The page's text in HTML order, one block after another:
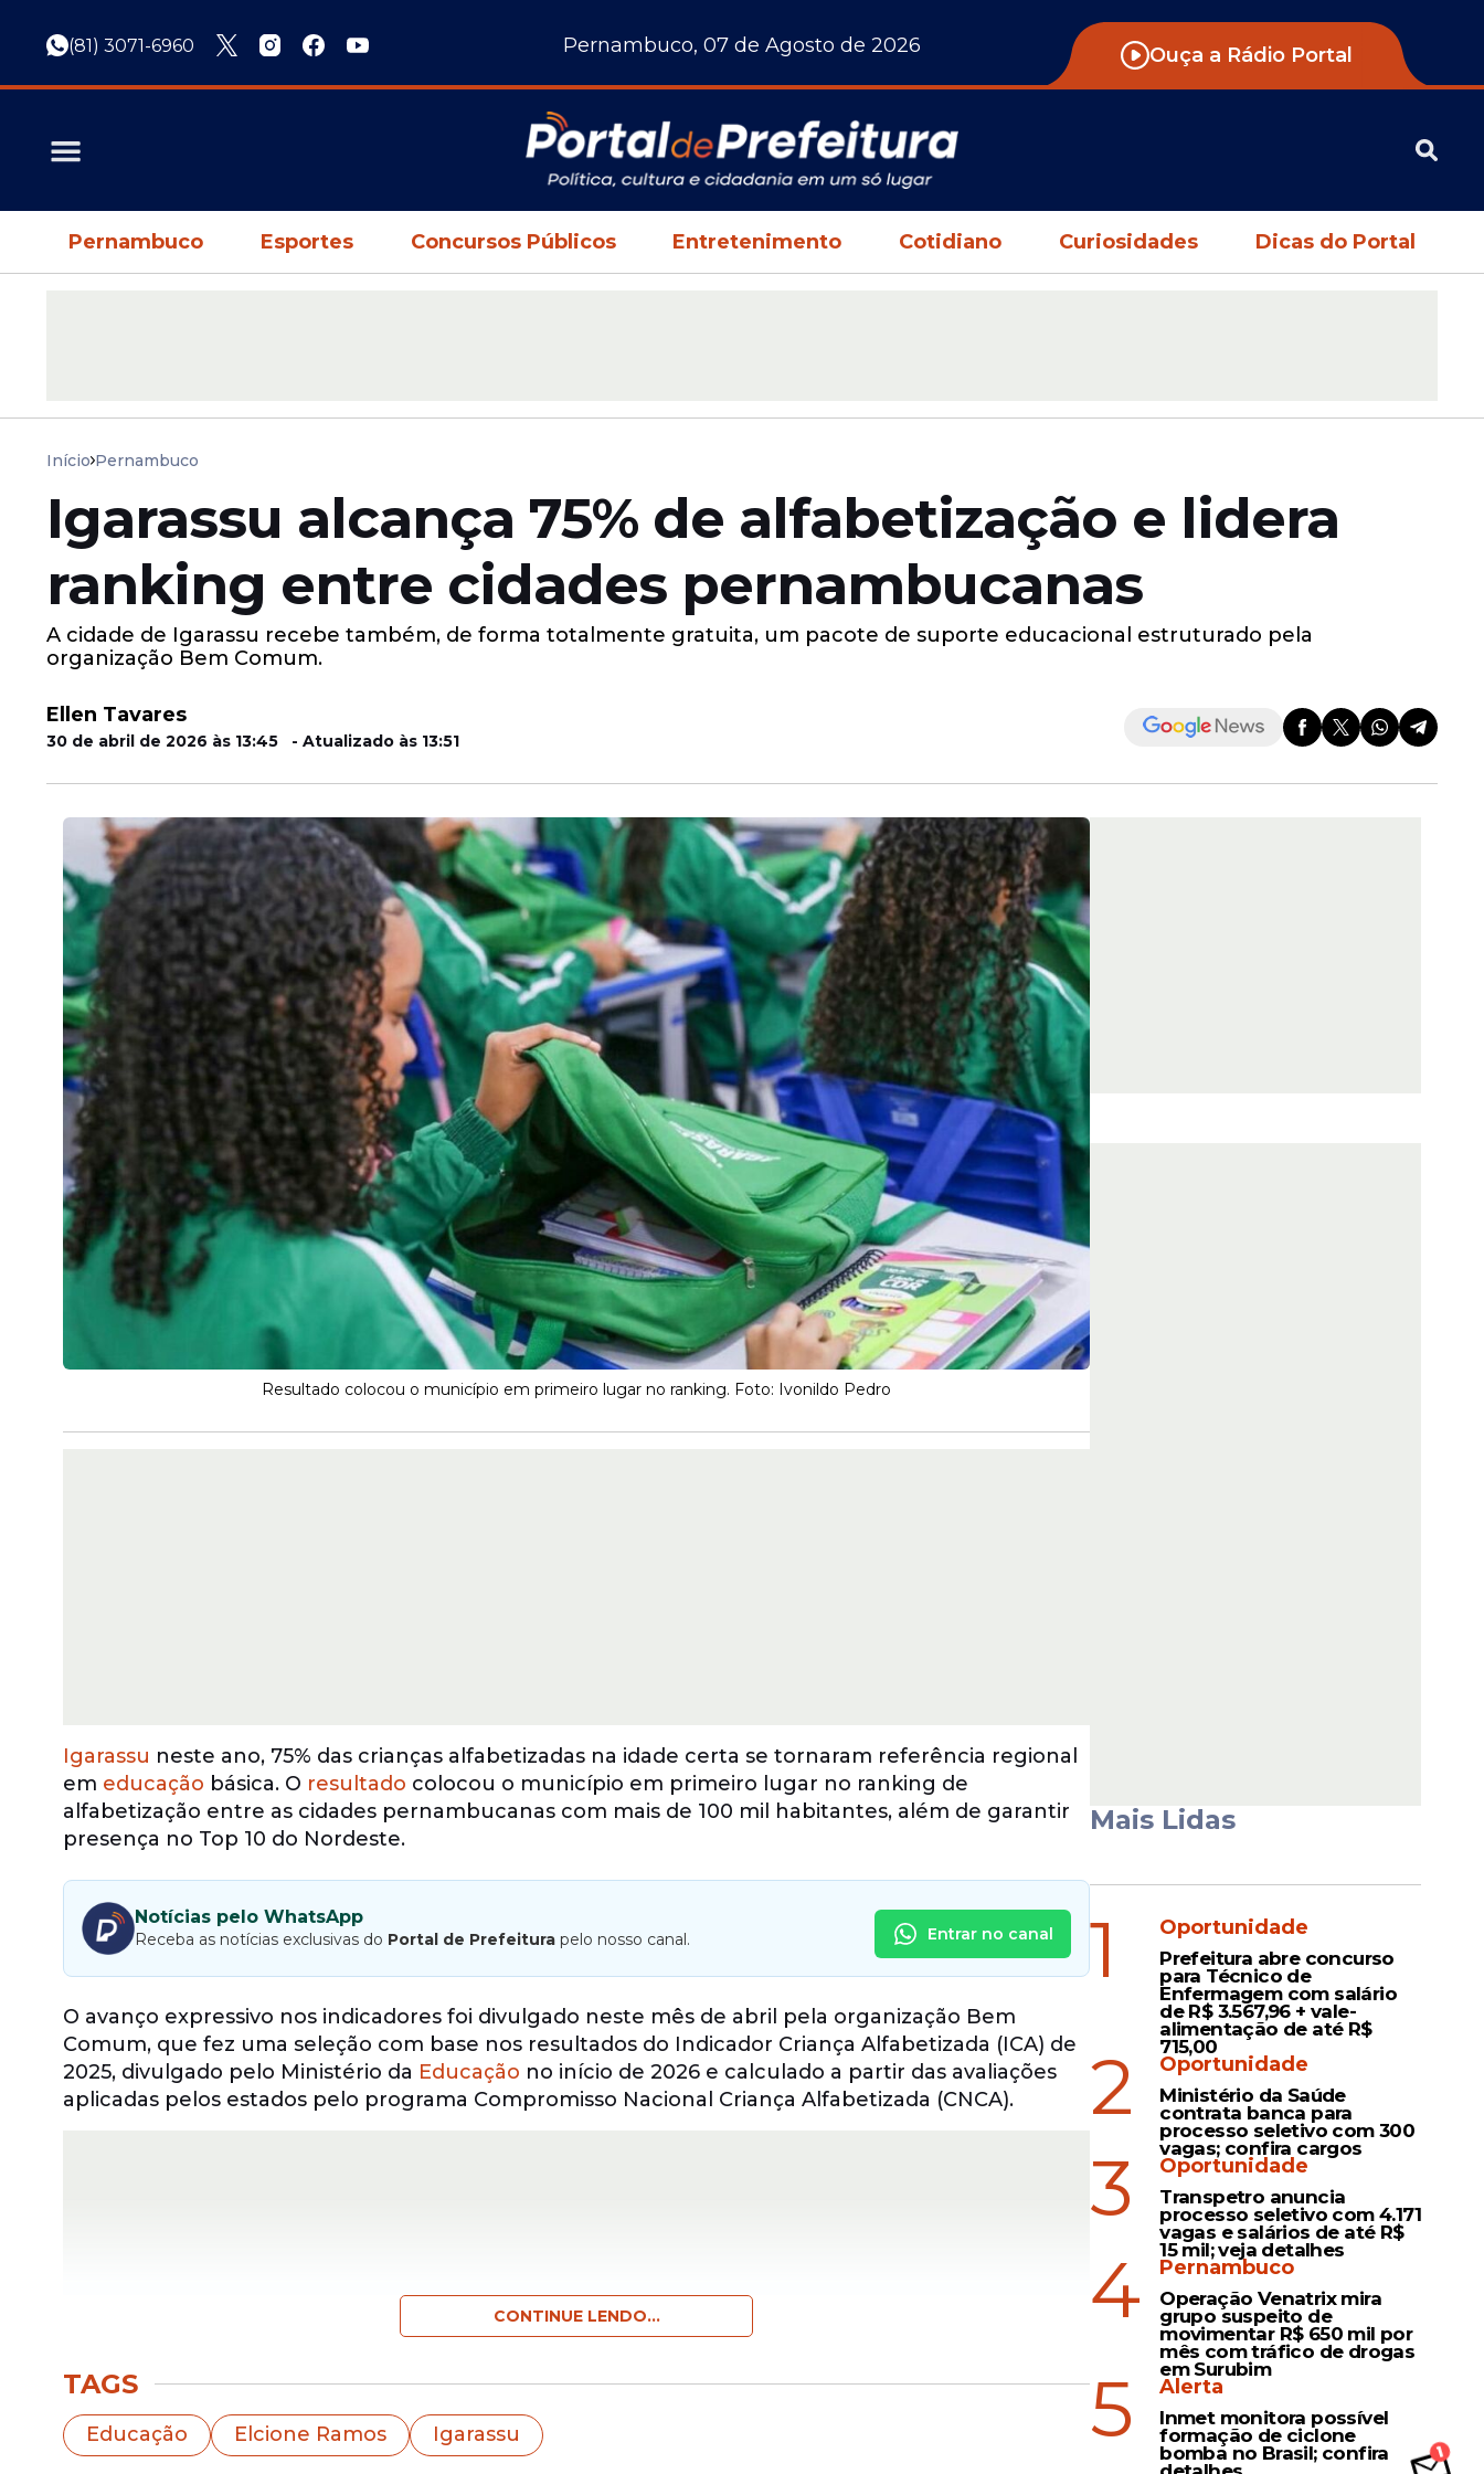
(81) 3071-6960 Pernambuco, 07 de Agosto de 2026 Ouça a Rádio Portal
Pernambuco Esportes Concursos Públicos Entretenimento Cotidiano Curiosidades Dicas do Portal
Início Pernambuco
Igarassu alcança 75% de alfabetização e lidera
ranking entre cidades pernambucanas
A cidade de Igarassu recebe também, de forma totalmente gratuita, um pacote de suporte educacional estruturado pela
organização Bem Comum.
Ellen Tavares
30 de abril de 2026 às 13:45 - Atualizado às 13:51
Resultado colocou o município em primeiro lugar no ranking. Foto: Ivonildo Pedro
Igarassu neste ano, 75% das crianças alfabetizadas na idade certa se tornaram referência regional
em educação básica. O resultado colocou o município em primeiro lugar no ranking de
alfabetização entre as cidades pernambucanas com mais de 100 mil habitantes, além de garantir
presença no Top 10 do Nordeste.
Notícias pelo WhatsApp
Receba as notícias exclusivas do Portal de Prefeitura pelo nosso canal. Entrar no canal
O avanço expressivo nos indicadores foi divulgado neste mês de abril pela organização Bem
Comum, que fez uma seleção com base nos resultados do Indicador Criança Alfabetizada (ICA) de
2025, divulgado pelo Ministério da Educação no início de 2026 e calculado a partir das avaliações
aplicadas pelos estados pelo programa Compromisso Nacional Criança Alfabetizada (CNCA).
A cidade de Igarassu recebe também, de forma totalmente gratuita, um pacote de suporte
CONTINUE LENDO...
TAGS
Educação Elcione Ramos Igarassu
Mais Lidas
1 Oportunidade
Prefeitura abre concurso
para Técnico de
Enfermagem com salário
de R$ 3.567,96 + vale-
alimentação de até R$
715,00
2 Oportunidade
Ministério da Saúde
contrata banca para
processo seletivo com 300
vagas; confira cargos
3 Oportunidade
Transpetro anuncia
processo seletivo com 4.171
vagas e salários de até R$
15 mil; veja detalhes
4 Pernambuco
Operação Venatrix mira
grupo suspeito de
movimentar R$ 650 mil por
mês com tráfico de drogas
em Surubim
5 Alerta
Inmet monitora possível
formação de ciclone
bomba no Brasil; confira